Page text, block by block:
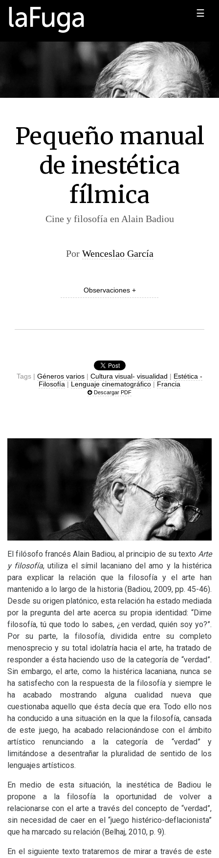
☰
Pequeño manual
de inestética
fílmica
Cine y filosofía en Alain Badiou
Por Wenceslao García
Observaciones +
Tags | Géneros varios | Cultura visual- visualidad | Estética -
Filosofía | Lenguaje cinematográfico | Francia
Descargar PDF
El filósofo francés Alain Badiou, al principio de su texto Arte
y filosofía, utiliza el símil lacaniano del amo y la histérica
para explicar la relación que la filosofía y el arte han
mantenido a lo largo de la historia (Badiou, 2009, pp. 45-46).
Desde su origen platónico, esta relación ha estado mediada
por la pregunta del arte acerca su propia identidad: “Dime
filosofía, tú que todo lo sabes, ¿en verdad, quién soy yo?”.
Por su parte, la filosofía, dividida entre su completo
menosprecio y su total idolatría hacia el arte, ha tratado de
responder a ésta haciendo uso de la categoría de “verdad”.
Sin embargo, el arte, como la histérica lacaniana, nunca se
ha satisfecho con la respuesta de la filosofía y siempre le
ha acabado mostrando alguna cualidad nueva que
cuestionaba aquello que ésta decía que era. Todo ello nos
ha conducido a una situación en la que la filosofía, cansada
de este juego, ha acabado relacionándose con el ámbito
artístico renunciando a la categoría de “verdad” y
limitándose a desentrañar la pluralidad de sentido de los
lenguajes artísticos.
En medio de esta situación, la inestética de Badiou le
propone a la filosofía la oportunidad de volver a
relacionarse con el arte a través del concepto de “verdad”,
sin necesidad de caer en el “juego histérico-deflacionista”
que ha marcado su relación (Belhaj, 2010, p. 9).
En el siguiente texto trataremos de mirar a través de este